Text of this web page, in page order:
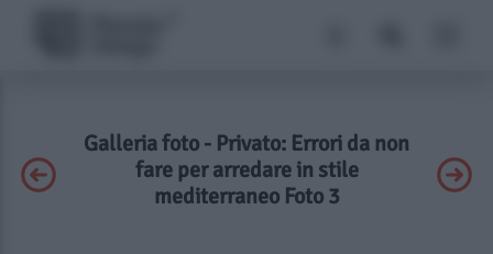
Galleria foto - Privato: Errori da non
fare per arredare in stile
mediterraneo Foto 3